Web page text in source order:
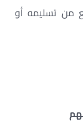
من تسليمه أو